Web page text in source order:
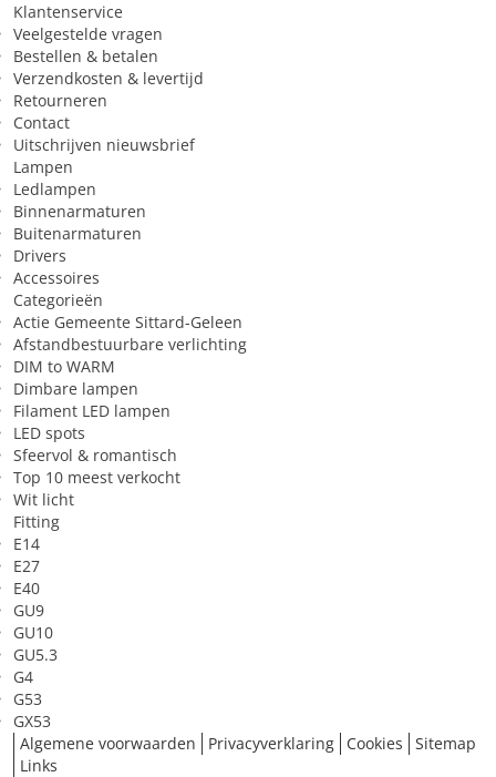
Klantenservice
Veelgestelde vragen
Bestellen & betalen
Verzendkosten & levertijd
Retourneren
Contact
Uitschrijven nieuwsbrief
Lampen
Ledlampen
Binnenarmaturen
Buitenarmaturen
Drivers
Accessoires
Categorieën
Actie Gemeente Sittard-Geleen
Afstandbestuurbare verlichting
DIM to WARM
Dimbare lampen
Filament LED lampen
LED spots
Sfeervol & romantisch
Top 10 meest verkocht
Wit licht
Fitting
E14
E27
E40
GU9
GU10
GU5.3
G4
G53
GX53
Algemene voorwaarden
Privacyverklaring Cookies
Sitemap
Links